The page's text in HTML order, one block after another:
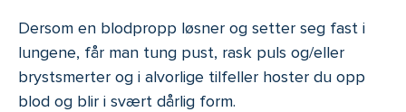
Dersom en blodpropp løsner og setter seg fast i
lungene, får man tung pust, rask puls og/eller
brystsmerter og i alvorlige tilfeller hoster du opp
blod og blir i svært dårlig form.